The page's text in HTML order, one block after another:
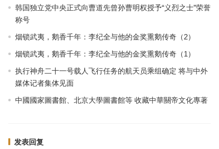
韩国独立党中央正式向曹道先曾孙曹明权授予“义烈之士”荣誉
称号
烟锁武夷，鹅香千年：李纪全与他的金奖熏鹅传奇（2）
烟锁武夷，鹅香千年：李纪全与他的金奖熏鹅传奇（1）
执行神舟二十一号载人飞行任务的航天员乘组确定 将与中外
媒体记者集体见面
中國國家圖書館、北京大學圖書館等 收藏中華關帝文化專著
发表回复